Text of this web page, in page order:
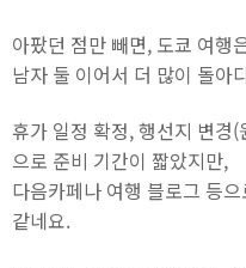
아팠던 점만 빼면, 도쿄 여행
남자 둘 이어서 더 많이 돌아
휴가 일정 확정, 행선지 변경
으로 준비 기간이 짧았지만,
다음카페나 여행 블로그 등
같네요.